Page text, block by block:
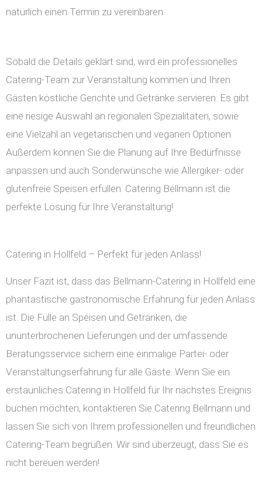
natürlich einen Termin zu vereinbaren.
Sobald die Details geklärt sind, wird ein professionelles
Catering-Team zur Veranstaltung kommen und Ihren
Gästen köstliche Gerichte und Getränke servieren. Es gibt
eine riesige Auswahl an regionalen Spezialitäten, sowie
eine Vielzahl an vegetarischen und veganen Optionen.
Außerdem können Sie die Planung auf Ihre Bedürfnisse
anpassen und auch Sonderwünsche wie Allergiker- oder
glutenfreie Speisen erfüllen. Catering Bellmann ist die
perfekte Lösung für Ihre Veranstaltung!
Catering in Hollfeld – Perfekt für jeden Anlass!
Unser Fazit ist, dass das Bellmann-Catering in Hollfeld eine
phantastische gastronomische Erfahrung für jeden Anlass
ist. Die Fülle an Speisen und Getränken, die
ununterbrochenen Lieferungen und der umfassende
Beratungsservice sichern eine einmalige Partei- oder
Veranstaltungserfahrung für alle Gäste. Wenn Sie ein
erstaunliches Catering in Hollfeld für Ihr nächstes Ereignis
buchen möchten, kontaktieren Sie Catering Bellmann und
lassen Sie sich von Ihrem professionellen und freundlichen
Catering-Team begrüßen. Wir sind überzeugt, dass Sie es
nicht bereuen werden!